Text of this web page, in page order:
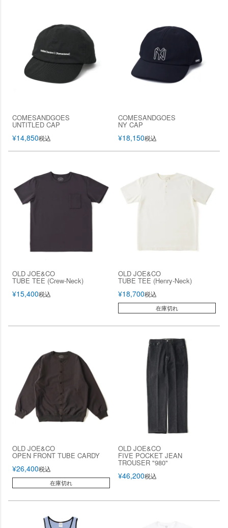
COMESANDGOES
UNTITLED CAP
¥14,850税込
COMESANDGOES
NY CAP
¥18,150税込
OLD JOE&CO
TUBE TEE (Crew-Neck)
¥15,400税込
OLD JOE&CO
TUBE TEE (Henry-Neck)
¥18,700税込
在庫切れ
OLD JOE&CO
OPEN FRONT TUBE CARDY
¥26,400税込
在庫切れ
OLD JOE&CO
FIVE POCKET JEAN
TROUSER "980"
¥46,200税込